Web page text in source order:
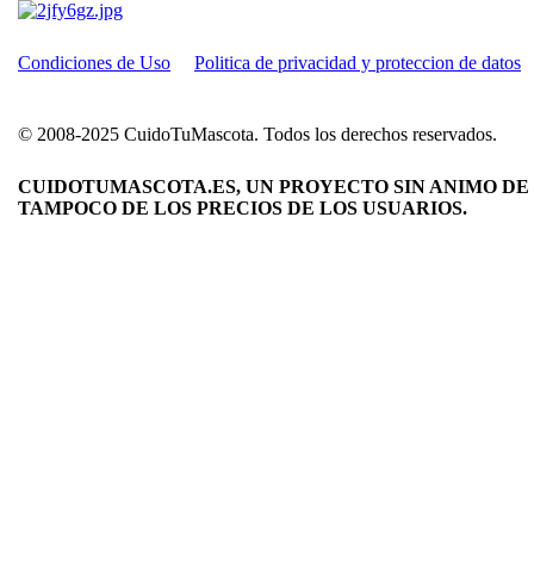
Condiciones de Uso Politica de privacidad y proteccion de datos
© 2008-2025 CuidoTuMascota. Todos los derechos reservados.
CUIDOTUMASCOTA.ES, UN PROYECTO SIN ANIMO
TAMPOCO DE LOS PRECIOS DE LOS USUARIOS.